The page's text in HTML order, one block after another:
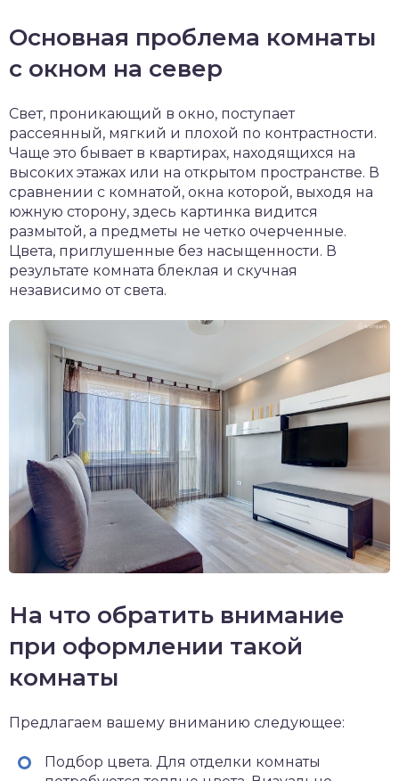
Основная проблема комнаты
с окном на север
Свет, проникающий в окно, поступает
рассеянный, мягкий и плохой по контрастности.
Чаще это бывает в квартирах, находящихся на
высоких этажах или на открытом пространстве. В
сравнении с комнатой, окна которой, выходя на
южную сторону, здесь картинка видится
размытой, а предметы не четко очерченные.
Цвета, приглушенные без насыщенности. В
результате комната блеклая и скучная
независимо от света.
На что обратить внимание
при оформлении такой
комнаты
Предлагаем вашему вниманию следующее:
Подбор цвета. Для отделки комнаты